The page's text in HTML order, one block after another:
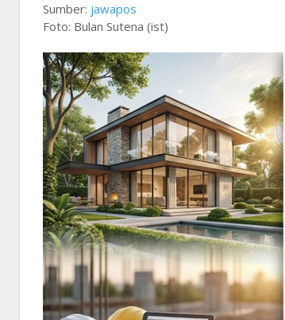
Sumber: jawapos
Foto: Bulan Sutena (ist)